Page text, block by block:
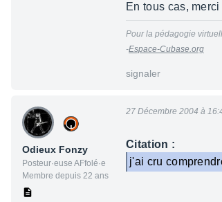
En tous cas,
Pour la pédagogie
-Espace-Cubase.org
signaler
Odieux Fonzy
Posteur·euse AFfolé·e
Membre depuis 22 ans
27 Décembre 2004 à
Citation :
j'ai cru